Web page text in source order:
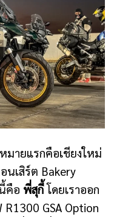
มายแรกคือเชียงใหม่
นเสิร์ต Bakery
คือ พี่สุกี้โดยเราออก
GSA Option